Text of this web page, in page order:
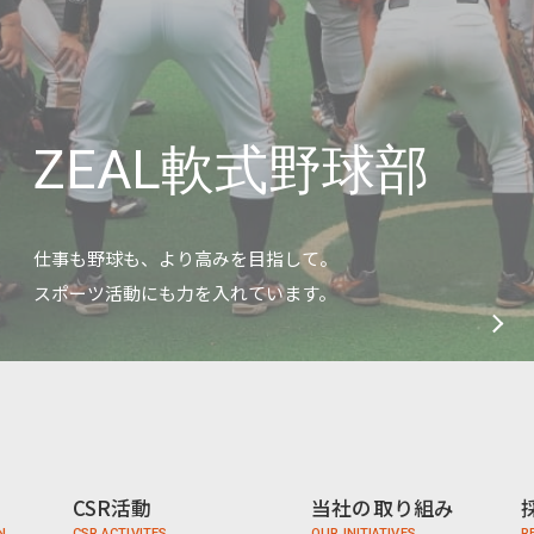
ZEAL軟式野球部
仕事も野球も、より高みを目指して。
スポーツ活動にも力を入れています。
CSR活動 当社の取り組み